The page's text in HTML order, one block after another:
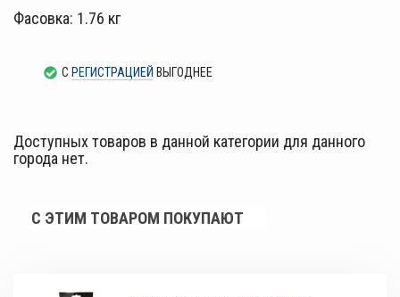
Фасовка: 1.76 кг
С РЕГИСТРАЦИЕЙ ВЫГОДНЕЕ
Доступных товаров в данной категории для данного
города нет.
С ЭТИМ ТОВАРОМ ПОКУПАЮТ